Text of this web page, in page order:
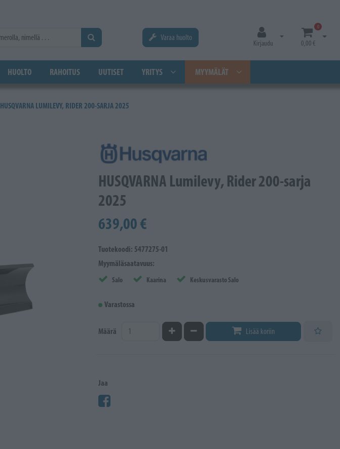
Varaa huolto
Kirjaudu
Avaa kirjautuminen
0
0,00 €
Avaa
HUOLTO RAHOITUS UUTISET YRITYS MYYMÄLÄT
HUSQVARNA LUMILEVY, RIDER 200-SARJA 2025
HUSQVARNA Lumilevy, Rider 200-sarja
2025
639,00 €
Tuotekoodi: 5477275-01
Myymäläsaatavuus:
Salo Kaarina Keskusvarasto Salo
Varastossa
Määrä Kasvata määrääVähennä määrää Lisää koriin
Jaa